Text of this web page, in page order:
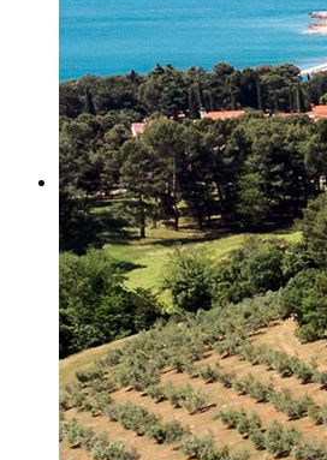
Pokusno poljoprivredno imanje
Zaposlenici
Euraxess
Misija i vizija
Upravno Vijeće
Rad Upravnog vijeća
Znanstveno Vijeće
Rad Znanstvenog vijeća
Etičko povjerenstvo
Etički kodeks
Financiranje
Proračun
Potpore
PROGRAMSKO FINANCIRANJE
Izvještavanje po uredbi
Projekti Instituta
Dialogue4Tourism